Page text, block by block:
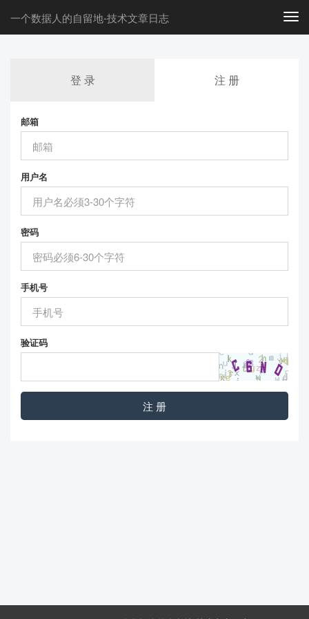
一个数据人的自留地-技术文章日志
登 录 注 册
邮箱
用户名
密码
手机号
验证码
注 册